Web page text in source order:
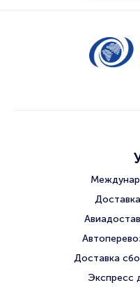
Доставка
Экспресс